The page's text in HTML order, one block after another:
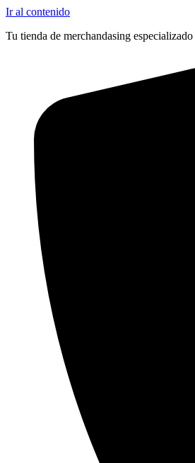
Ir al contenido
Tu tienda de merchandasing especializado